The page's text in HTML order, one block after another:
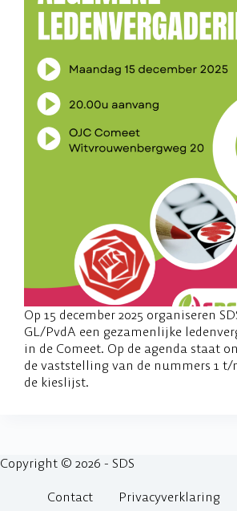
Op 15 december 2025 organiseren
GL/PvdA een gezamenlijke
in de Comeet. Op de agenda staat
de vaststelling van de nummers 1 t/
de kieslijst.
Copyright © 2026 - SDS
Contact Privacyverklaring